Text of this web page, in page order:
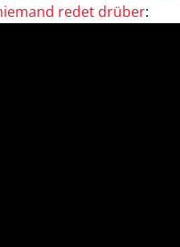
redet drüber: